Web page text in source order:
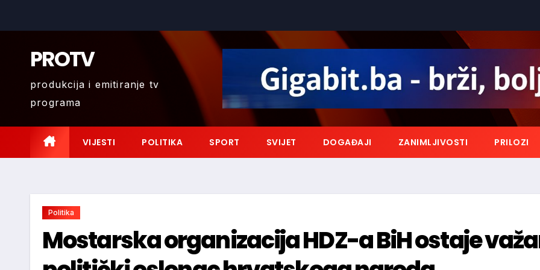
PROTV
produkcija i emitiranje tv
programa
VIJESTI POLITIKA SPORT SVIJET DOGAĐAJI ZANIMLJIVOSTI PRILOZI
Politika
Mostarska organizacija HDZ-a BiH ostaje